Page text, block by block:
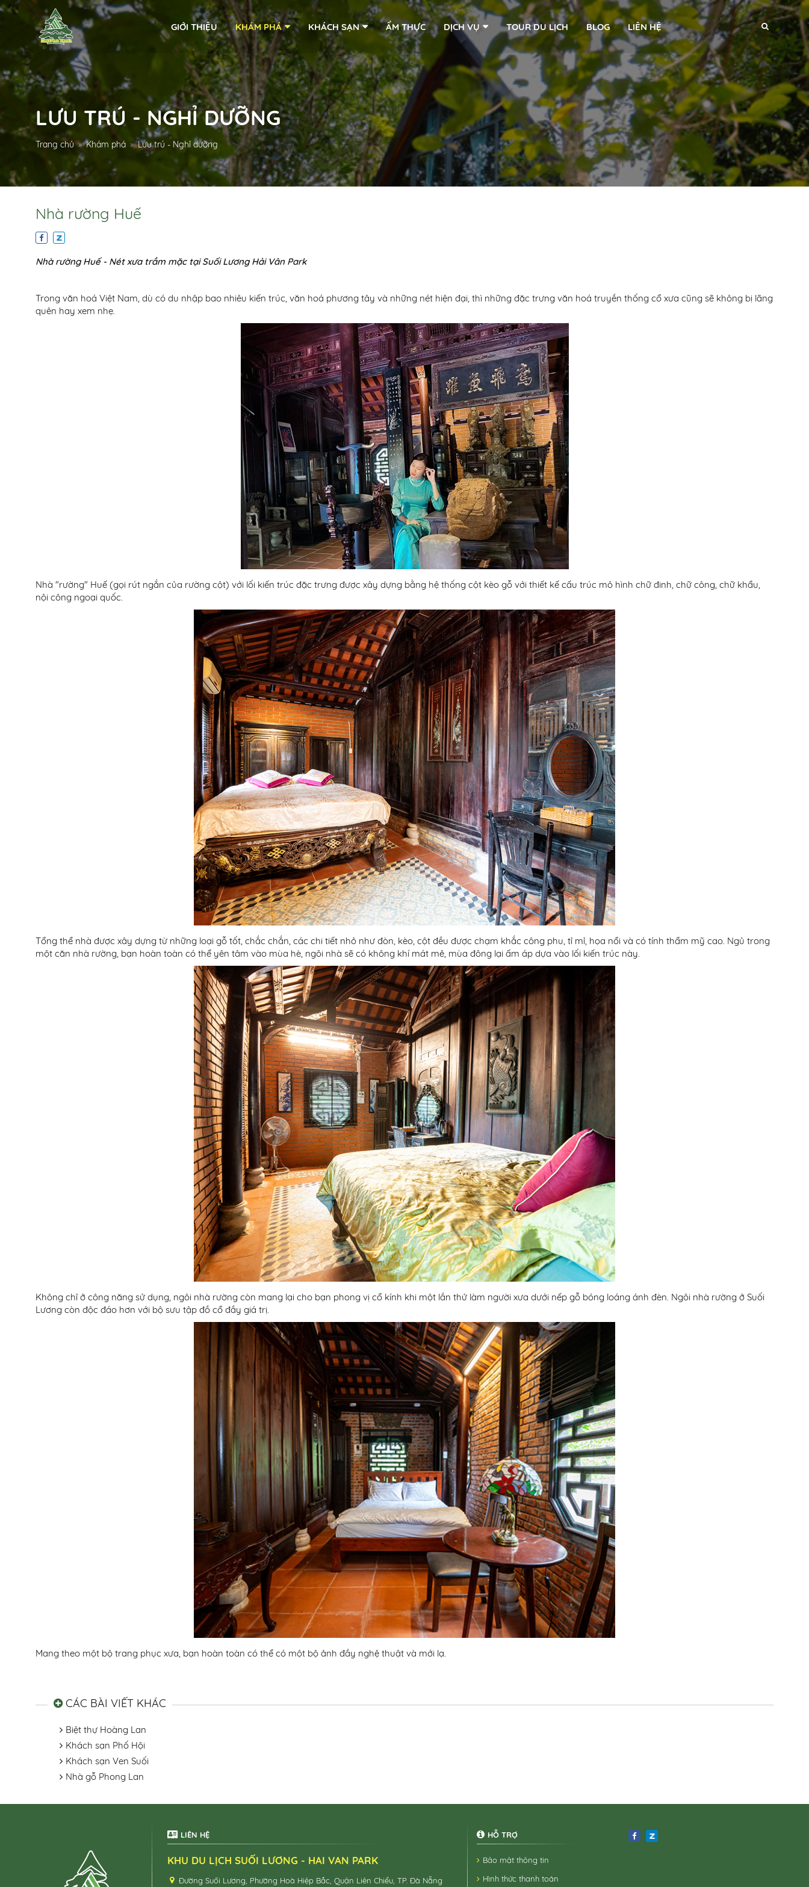
GIỚI THIỆU KHÁM PHÁ KHÁCH SẠN ẨM THỰC DỊCH VỤ TOUR DU LỊCH BLOG LIÊN HỆ
LƯU TRÚ - NGHỈ DƯỠNG
Trang chủ Khám phá Lưu trú - Nghỉ dưỡng
Nhà rường Huế
Nhà rường Huế - Nét xưa trầm mặc tại Suối Lương Hải Vân Park
Trong văn hoá Việt Nam, dù có du nhập bao nhiêu kiến trúc, văn hoá phương tây và những nét hiện đại, thì những đặc trưng văn hoá truyền thống cổ xưa cũng sẽ không bị lãng
quên hay xem nhẹ.
Nhà "rường" Huế (gọi rút ngắn của rường cột) với lối kiến trúc đặc trưng được xây dựng bằng hệ thống cột kèo gỗ với thiết kế cấu trúc mô hình chữ đinh, chữ công, chữ khẩu,
nội công ngoại quốc.
Tổng thể nhà được xây dựng từ những loại gỗ tốt, chắc chắn, các chi tiết nhỏ như đòn, kèo, cột đều được chạm khắc công phu, tỉ mỉ, họa nổi và có tính thẩm mỹ cao. Ngủ trong
một căn nhà rường, bạn hoàn toàn có thể yên tâm vào mùa hè, ngôi nhà sẽ có không khí mát mẻ, mùa đông lại ấm áp dựa vào lối kiến trúc này.
Không chỉ ở công năng sử dụng, ngôi nhà rường còn mang lại cho bạn phong vị cổ kính khi một lần thử làm người xưa dưới nếp gỗ bóng loáng ánh đèn. Ngôi nhà rường ở Suối
Lương còn độc đáo hơn với bộ sưu tập đồ cổ đầy giá trị.
Mang theo một bộ trang phục xưa, bạn hoàn toàn có thể có một bộ ảnh đầy nghệ thuật và mới lạ.
CÁC BÀI VIẾT KHÁC
Biệt thự Hoàng Lan
Khách sạn Phố Hội
Khách sạn Ven Suối
Nhà gỗ Phong Lan
LIÊN HỆ
KHU DU LỊCH SUỐI LƯƠNG - HAI VAN PARK
Đường Suối Lương, Phường Hoà Hiệp Bắc, Quận Liên Chiểu, TP. Đà Nẵng
HỖ TRỢ
Bảo mật thông tin
Hình thức thanh toán